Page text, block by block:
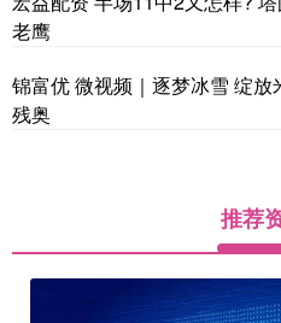
老鹰
锦富优 微视频｜逐梦冰雪 绽
残奥
推荐